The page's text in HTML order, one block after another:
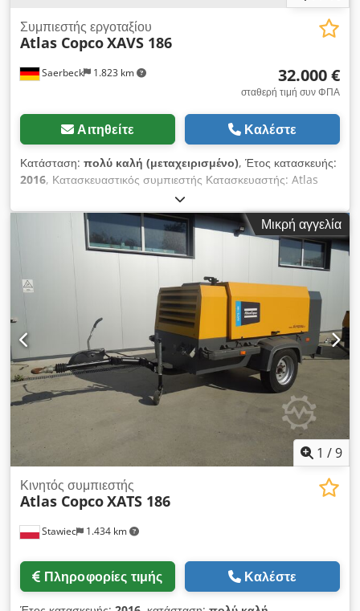
Saerbeck 1.823 km
Συμπιεστής εργοταξίου
Atlas CopcoXAVS 186
32.000 €
σταθερή τιμή συν ΦΠΑ
Αιτηθείτε Καλέστε
Κατάσταση: πολύ καλή (μεταχειρισμένο), Έτος κατασκευής:
2016, Κατασκευαστικός συμπιεστής Κατασκευαστής: Atlas
Copco Τύπος: XAVS 186 Έτος κατασκευής: 2016 Ώρες
λειτουργίας: περ. 657 ώρες Codpfx Aswubzrsf Dsrf - Πίεση
παράδοσης: μέγ. 14 bar - Ροή όγκου: μέγ. 11,4 m³/h - Ισχύς:
104 kW - Κινητήρας: John Deere 4045HAC05 - Εναλλάκτης
ψύξης - Διαχωριστής νερού - Βάρος: περ. 2,45 τόνοι
Μικρή αγγελία
1 /9
Stawiec 1.434 km
Κινητός συμπιεστής
Atlas CopcoXATS 186
Πληροφορίες τιμής Καλέστε